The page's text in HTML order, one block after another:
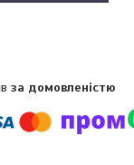
за домовленістю